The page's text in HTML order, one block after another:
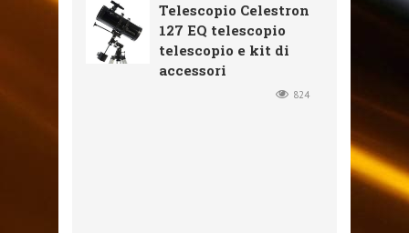
Telescopio Celestron
127 EQ telescopio
telescopio e kit di
accessori
824